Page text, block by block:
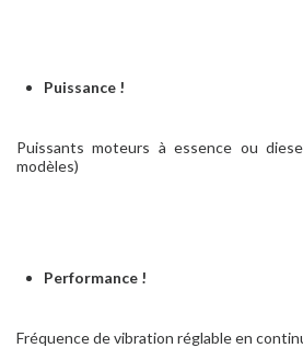
Puissance !
Puissants moteurs à essence ou
modèles)
Performance !
Fréquence de vibration réglable en